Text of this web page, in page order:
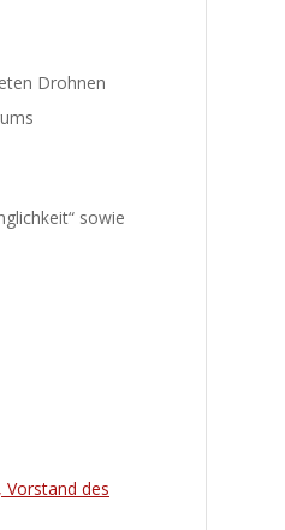
Drohnen
sowie
Vorstand des